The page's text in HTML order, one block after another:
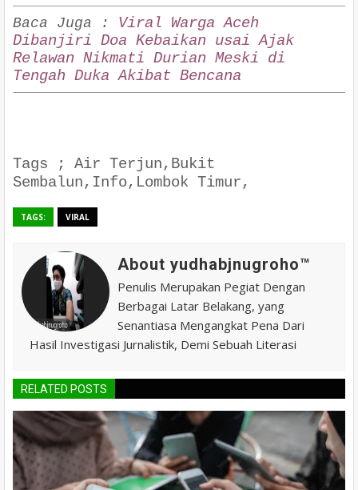
Baca Juga : Viral Warga Aceh
Dibanjiri Doa Kebaikan usai Ajak
Relawan Nikmati Durian Meski di
Tengah Duka Akibat Bencana
Tags ; Air Terjun,Bukit
Sembalun,Info,Lombok Timur,
TAGS: VIRAL
About yudhabjnugroho™️
Penulis Merupakan Pegiat Dengan
Berbagai Latar Belakang, yang
Senantiasa Mengangkat Pena Dari
Hasil Investigasi Jurnalistik, Demi Sebuah Literasi
RELATED POSTS